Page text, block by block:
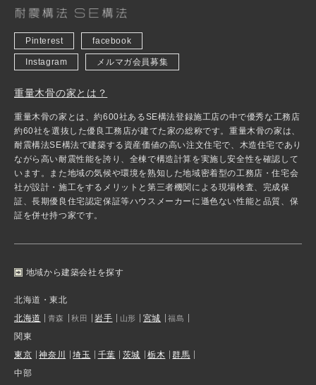
Pinterest facebook
Instagram メルマガ会員募集
重量木骨の家とは？
重量木骨の家とは、約600社あるSE構法登録施工店の中で優秀な工務店
約60社を選抜した優良工務店が建てた家の総称です。重量木骨の家は、
耐震構法SE構法で建築する資産価値の高い注文住宅で、木造住宅であり
ながら高い耐震性能を誇り、全棟で構造計算を実施し安全性を確認して
います。また地域の気候や環境を熟知した地域密着型の工務店・住宅会
社が設計・施工をするメリットと第三者機関による現場検査、完成保
証、長期優良住宅認定保証等ハウスメーカーに遜色ない性能と品質、保
証を併せ持つ家です。
地域から建築会社を探す
北海道・東北
北海道
青森 秋田 岩手 山形 宮城 福島
関東
東京
神奈川 埼玉 千葉 茨城 栃木
群馬
中部